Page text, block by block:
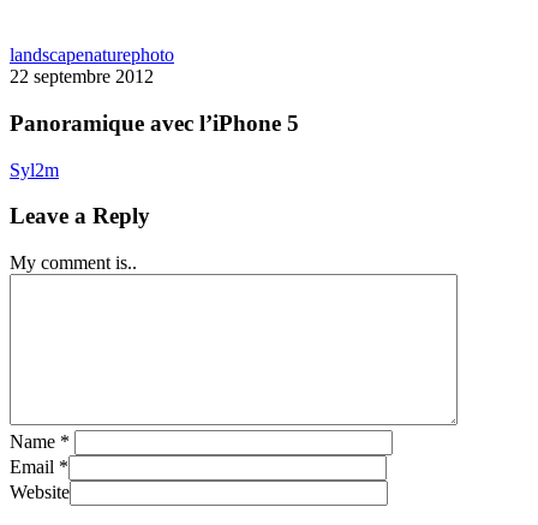
landscapenaturephotoPanoramique
5
22 septembre 2012
Panoramique avec l’iPhone 5
Syl2m
Leave a Reply
My comment is..
Name *
Email *
Website